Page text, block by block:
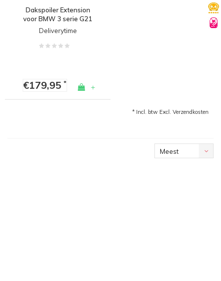
Dakspoiler Extension
voor BMW 3 serie G21
Touring
Deliverytime
€179,95* +
* Incl. btw Excl. Verzendkosten
Meest